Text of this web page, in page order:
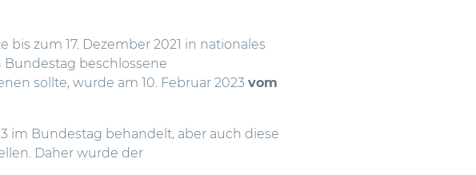
bis zum 17. Dezember 2021 in nationales
Bundestag beschlossene
sollte, wurde am 10. Februar 2023 vom
im Bundestag behandelt, aber auch diese
Daher wurde der